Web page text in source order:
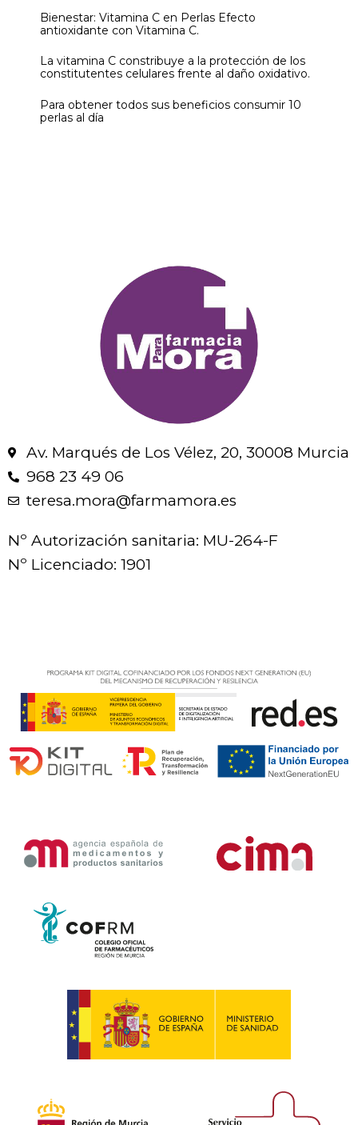
Bienestar: Vitamina C en Perlas Efecto
antioxidante con Vitamina C.
La vitamina C constribuye a la protección de los
constitutentes celulares frente al daño oxidativo.
Para obtener todos sus beneficios consumir 10
perlas al día
Av. Marqués de Los Vélez, 20, 30008 Murcia
968 23 49 06
teresa.mora@farmamora.es
Nº Autorización sanitaria: MU-264-F
Nº Licenciado: 1901